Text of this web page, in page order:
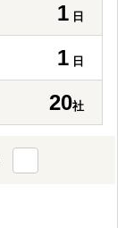
1 日
1 日
20社